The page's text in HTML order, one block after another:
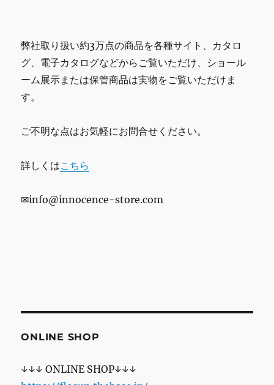
弊社取り扱い約3万点の商品を各種サイト、カタロ
グ、電子カタログなどからご覧いただけ、ショール
ーム展示または保管商品は実物をご覧いただけま
す。
ご不明な点はお気軽にお問合せください。
詳しくはこちら
✉info@innocence-store.com
ONLINE SHOP
↓↓↓ ONLINE SHOP↓↓↓